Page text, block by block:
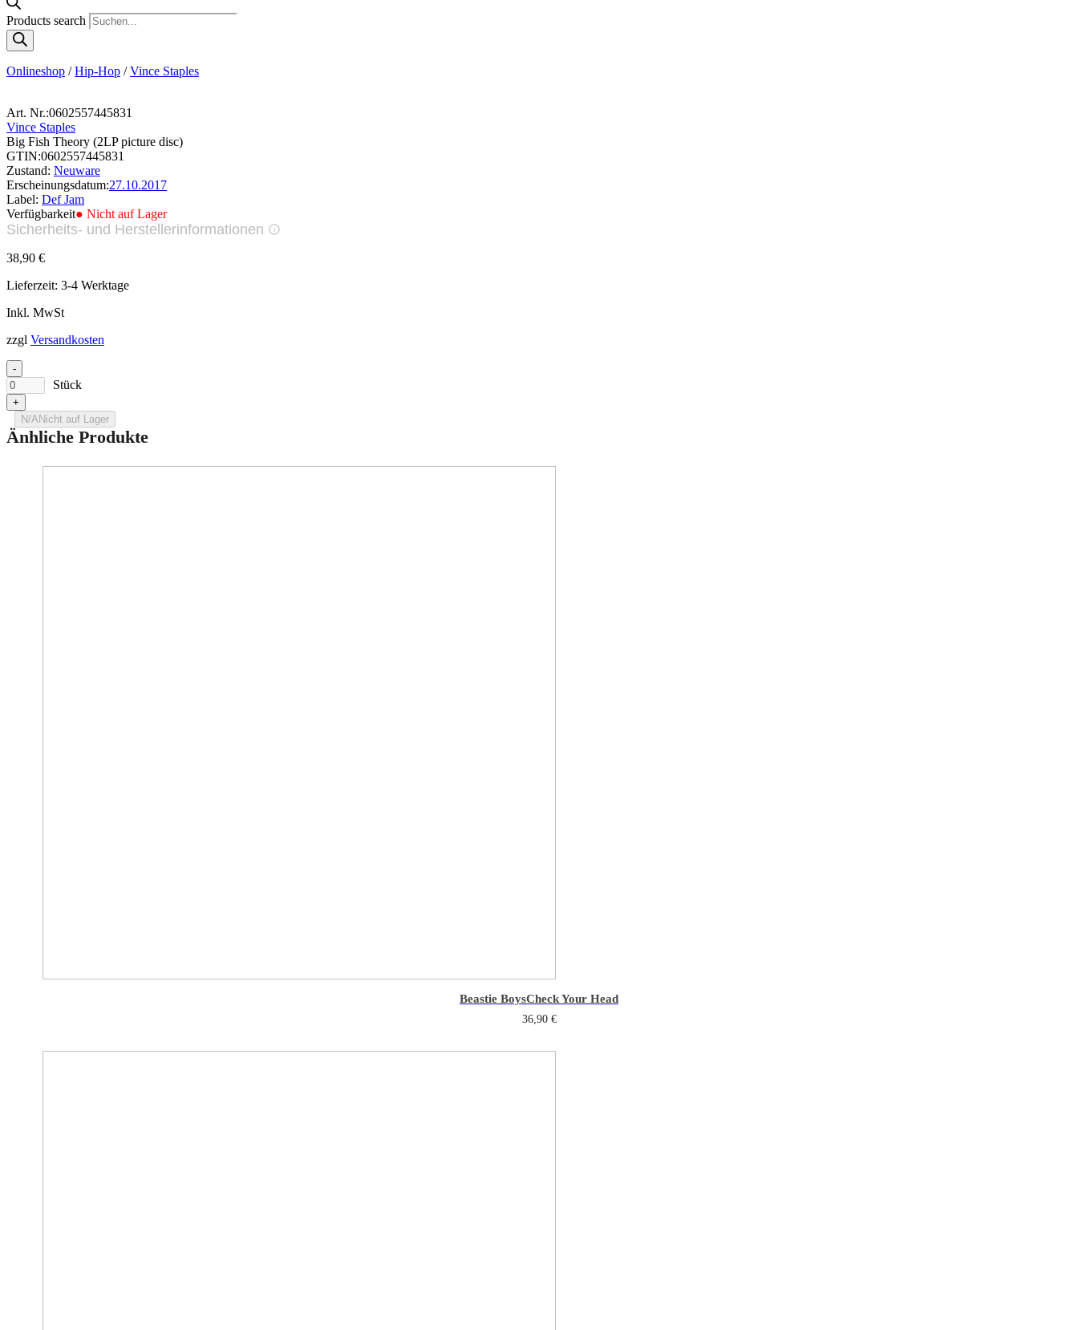
Products search
Onlineshop /Hip-Hop /Vince Staples
Art. Nr.:0602557445831
Vince Staples
Big Fish Theory (2LP picture disc)
GTIN:0602557445831
Zustand: Neuware
Erscheinungsdatum:27.10.2017
Label: Def Jam
Verfügbarkeit● Nicht auf Lager
Sicherheits- und Herstellerinformationen
38,90 €
Lieferzeit: 3-4 Werktage
Inkl. MwSt
zzgl Versandkosten
-
Stück
+
N/ANicht auf Lager
Änhliche Produkte
Beastie BoysCheck Your Head
36,90 €